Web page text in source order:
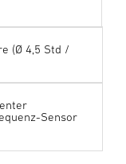
(Ø 4,5 Std /
Sensor